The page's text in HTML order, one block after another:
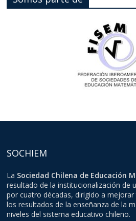
SOCHIEM
La Sociedad Chilena de Educación
resultado de la institucionalización de
por cuatro décadas, dirigido a
los resultados de la enseñanza de la
niveles del sistema educativo chileno.